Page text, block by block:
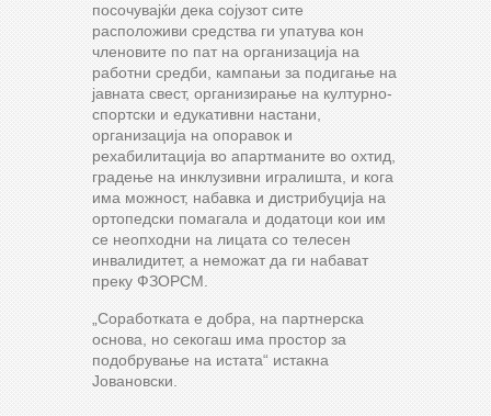
посочувајќи дека сојузот сите
расположиви средства ги упатува кон
членовите по пат на организација на
работни средби, кампањи за подигање на
јавната свест, организирање на културно-
спортски и едукативни настани,
организација на опоравок и
рехабилитација во апартманите во охтид,
градење на инклузивни игралишта, и кога
има можност, набавка и дистрибуција на
ортопедски помагала и додатоци кои им
се неопходни на лицата со телесен
инвалидитет, а неможат да ги набават
преку ФЗОРСМ.
„Соработката е добра, на партнерска
основа, но секогаш има простор за
подобрување на истата“ истакна
Јовановски.